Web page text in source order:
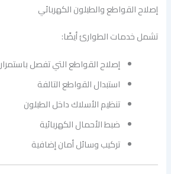
إصلاح القواطع والطبلون الكهربائي
تشمل خدمات الطوارئ أيضًا:
إصلاح القواطع التي تفصل باستمرار
استبدال القواطع التالفة
تنظيم الأسلاك داخل الطبلون
ضبط الأحمال الكهربائية
تركيب وسائل أمان إضافية